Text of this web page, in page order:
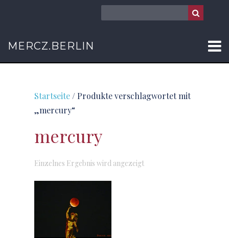
MERCZ.BERLIN
Startseite / Produkte verschlagwortet mit
„mercury“
mercury
Einzelnes Ergebnis wird angezeigt